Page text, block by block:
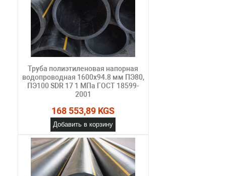
Труба полиэтиленовая напорная
водопроводная 1600х94.8 мм ПЭ80,
ПЭ100 SDR 17 1 МПа ГОСТ 18599-
2001
168 553,89 KGS
Добавить в корзину